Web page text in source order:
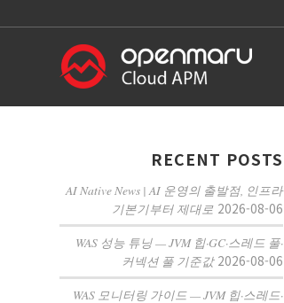
RECENT POSTS
AI Native News | AI 운영의 출발점, 인프라
기본기부터 제대로 2026-08-06
WAS 성능 튜닝 — JVM 힙·GC·스레드 풀·
커넥션 풀 기준값 2026-08-06
WAS 모니터링 가이드 — JVM 힙·스레드·